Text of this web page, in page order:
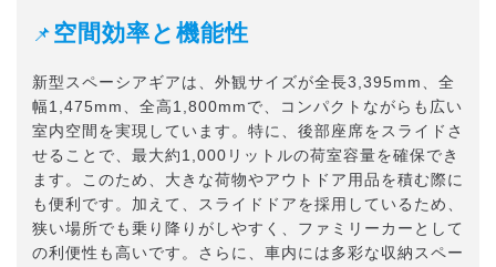
📌 空間効率と機能性
新型スペーシアギアは、外観サイズが全長3,395mm、全
幅1,475mm、全高1,800mmで、コンパクトながらも広い
室内空間を実現しています。特に、後部座席をスライドさ
せることで、最大約1,000リットルの荷室容量を確保でき
ます。このため、大きな荷物やアウトドア用品を積む際に
も便利です。加えて、スライドドアを採用しているため、
狭い場所でも乗り降りがしやすく、ファミリーカーとして
の利便性も高いです。さらに、車内には多彩な収納スペー